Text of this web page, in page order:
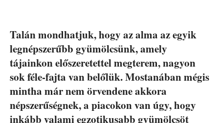
Talán mondhatjuk, hogy az alma az egyik
legnépszerűbb gyümölcsünk, amely
tájainkon előszeretettel megterem, nagyon
sok féle-fajta van belőlük. Mostanában mégis
mintha már nem örvendene akkora
népszerűségnek, a piacokon van úgy, hogy
inkább valami egzotikusabb gyümölcsöt